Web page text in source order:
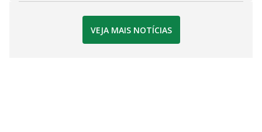
VEJA MAIS NOTÍCIAS